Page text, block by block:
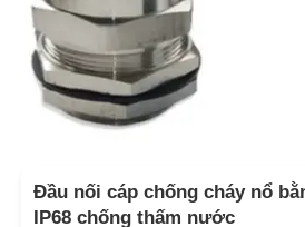
Đầu nối cáp chống cháy nổ
IP68 chống thấm nước